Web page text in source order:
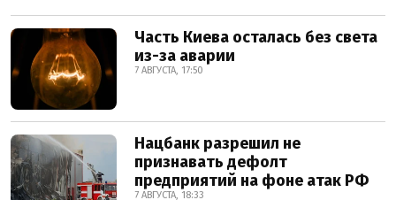
Часть Киева осталась без света
из-за аварии
7 АВГУСТА, 17:50
Нацбанк разрешил не
признавать дефолт
предприятий на фоне атак РФ
7 АВГУСТА, 18:33